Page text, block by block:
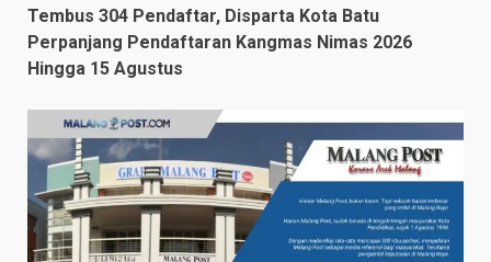
Tembus 304 Pendaftar, Disparta Kota Batu
Perpanjang Pendaftaran Kangmas Nimas 2026
Hingga 15 Agustus